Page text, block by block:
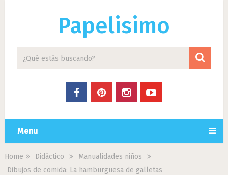
Papelisimo
Menu
Home Didáctico
Manualidades niños
Dibujos de comida: La hamburguesa de galletas